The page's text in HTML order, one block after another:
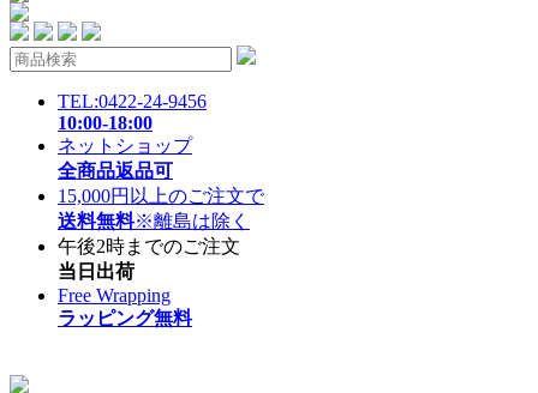
TEL:0422-24-9456
10:00-18:00
ネットショップ
全商品返品可
15,000円以上のご注文で
送料無料※離島は除く
午後2時までのご注文
当日出荷
Free Wrapping
ラッピング無料